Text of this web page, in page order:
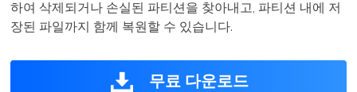
하여 삭제되거나 손실된 파티션을 찾아내고, 파티션 내에 저
장된 파일까지 함께 복원할 수 있습니다.
무료 다운로드